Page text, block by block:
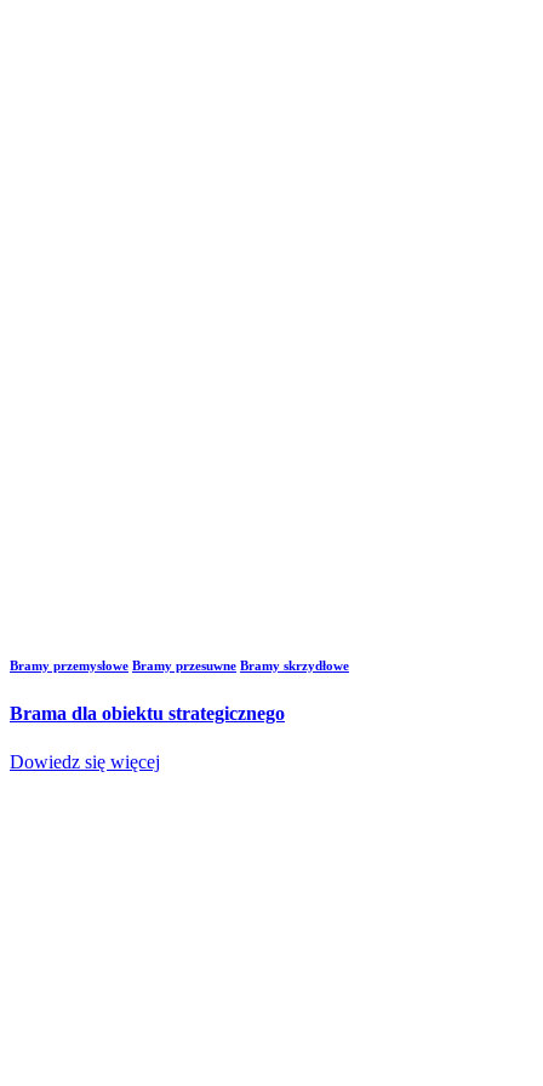
Bramy przemysłowe Bramy przesuwne Bramy skrzydłowe
Brama dla obiektu strategicznego
Dowiedz się więcej